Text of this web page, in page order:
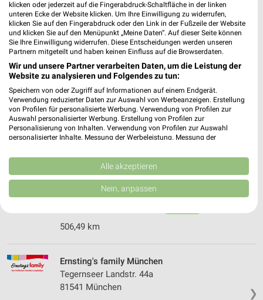
Heute 09:00 - 20:00 Uhr | Geöffnet
527,83 km
Ernsting's family München
Schwanseestraße 5
81539 München
Heute 09:00 - 19:00 Uhr | Geöffnet
506,93 km
❯
Woolworth München
Tegernseer Landstr. 64
81541 München
506,49 km
❯
Ernsting's family München
Tegernseer Landstr. 44a
81541 München
klicken oder jederzeit auf die Fingerabdruck-Schaltfläche in der linken
unteren Ecke der Website klicken. Um Ihre Einwilligung zu widerrufen,
klicken Sie auf den Fingerabdruck oder den Link in der Fußzeile der Website
und klicken Sie auf den Menüpunkt „Meine Daten“. Auf dieser Seite können
Sie Ihre Einwilligung widerrufen. Diese Entscheidungen werden unseren
Partnern mitgeteilt und haben keinen Einfluss auf die Browserdaten.
Wir und unsere Partner verarbeiten Daten, um die Leistung der
Website zu analysieren und Folgendes zu tun:
Speichern von oder Zugriff auf Informationen auf einem Endgerät.
Verwendung reduzierter Daten zur Auswahl von Werbeanzeigen. Erstellung
von Profilen für personalisierte Werbung. Verwendung von Profilen zur
Auswahl personalisierter Werbung. Erstellung von Profilen zur
Personalisierung von Inhalten. Verwendung von Profilen zur Auswahl
personalisierter Inhalte. Messung der Werbeleistung. Messung der
Kombinationen von Daten aus verschiedenen Quellen. Entwicklung und
Verbesserung der Angebote. Verwendung reduzierter Daten zur Auswahl
von Inhalten.
Daten können außerhalb der Europäischen Union weitergegeben und in die
USA gesendet werden.
Website/App.
Partnerliste anzeigen (1 IAB-Anbieter)
IAB-Verarbeitungszwecke:
Speichern von oder Zugriff auf Informationen
auf einem Endgerät
Alle akzeptieren
Nein, anpassen